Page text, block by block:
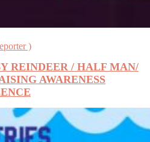
)
REINDEER / HALF MAN/
AWARENESS